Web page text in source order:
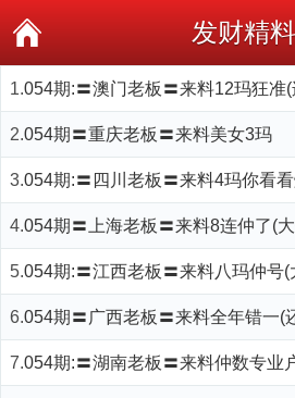
发财精料
1.054期:〓澳门老板〓来料12玛狂准
2.054期〓重庆老板〓来料美女3玛
3.054期:〓四川老板〓来料4玛你看
4.054期〓上海老板〓来料8连仲了(
5.054期:〓江西老板〓来料八玛仲号(
6.054期〓广西老板〓来料全年错一(
7.054期:〓湖南老板〓来料仲数专业